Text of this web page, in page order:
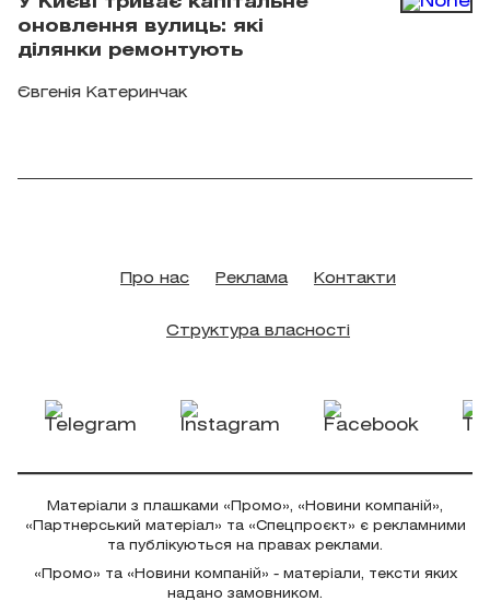
оновлення вулиць: які
ділянки ремонтують
Євгенія Катеринчак
Про нас Реклама Контакти
Структура власності
Матеріали з плашками «Промо», «Новини компаній»,
«Партнерський матеріал» та «Спецпроєкт» є рекламними
та публікуються на правах реклами.
«Промо» та «Новини компаній» - матеріали, тексти яких
надано замовником.